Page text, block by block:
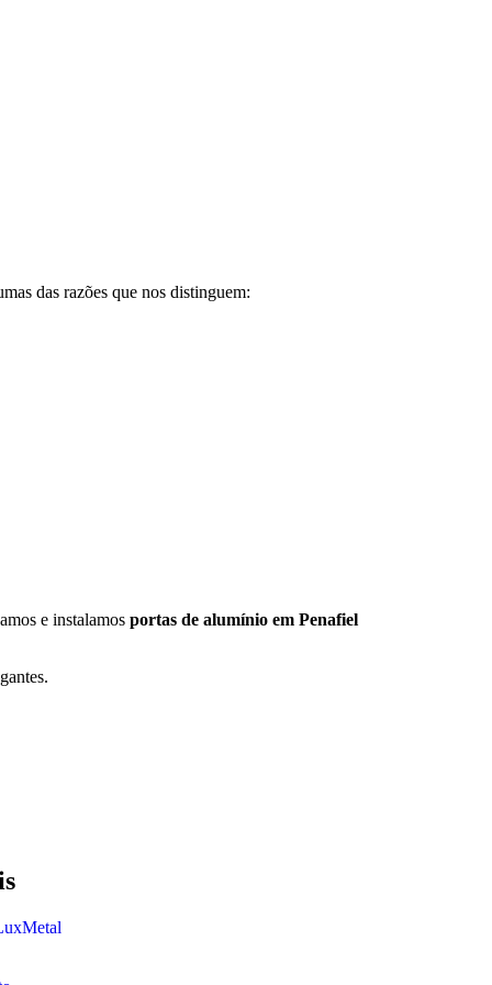
das razões que nos distinguem:
e instalamos portas de alumínio em Penafiel